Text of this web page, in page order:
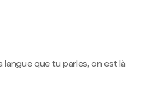
langue que tu parles, on est là